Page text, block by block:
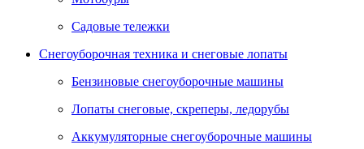
Садовые тележки
Снегоуборочная техника и снеговые лопаты
Бензиновые снегоуборочные машины
Лопаты снеговые, скреперы, ледорубы
Аккумуляторные снегоуборочные машины